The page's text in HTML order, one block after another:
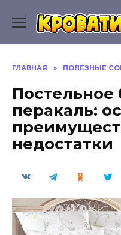
содержанию
ГЛАВНАЯ » ПОЛЕЗНЫЕ
Постельное
перакаль:
недостатки